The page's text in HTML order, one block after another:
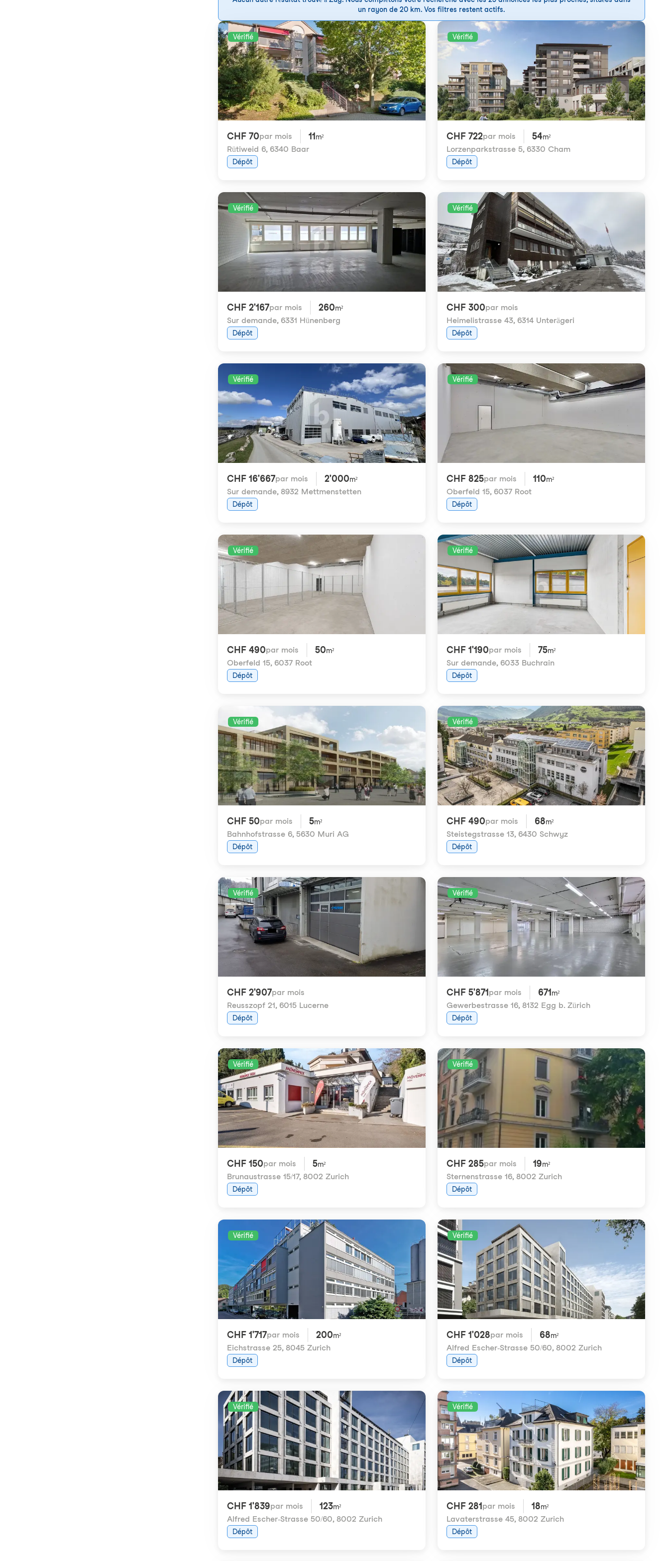
un rayon de 20 km. Vos filtres restent actifs.
Vérifié
CHF 70par mois 11 m²
Rütiweid 6, 6340 Baar
Dépôt
Vérifié
CHF 722par mois 54m²
Lorzenparkstrasse 5, 6330 Cham
Dépôt
Vérifié
CHF 2'167par mois 260m²
Sur demande, 6331 Hünenberg
Dépôt
Vérifié
CHF 300par mois
Heimelistrasse 43, 6314 Unterägeri
Dépôt
Vérifié
CHF 16'667par mois 2'000m²
Sur demande, 8932 Mettmenstetten
Dépôt
Vérifié
CHF 825par mois 110m²
Oberfeld 15, 6037 Root
Dépôt
Vérifié
CHF 490par mois 50m²
Oberfeld 15, 6037 Root
Dépôt
Vérifié
CHF 1'190par mois 75m²
Sur demande, 6033 Buchrain
Dépôt
Vérifié
CHF 50par mois 5m²
Bahnhofstrasse 6, 5630 Muri AG
Dépôt
Vérifié
CHF 490par mois 68m²
Steistegstrasse 13, 6430 Schwyz
Dépôt
Vérifié
CHF 2'907par mois
Reusszopf 21, 6015 Lucerne
Dépôt
Vérifié
CHF 5'871 par mois 671 m²
Gewerbestrasse 16, 8132 Egg b. Zürich
Dépôt
Vérifié
CHF 150par mois 5m²
Brunaustrasse 15/17, 8002 Zurich
Dépôt
Vérifié
CHF 285par mois 19m²
Sternenstrasse 16, 8002 Zurich
Dépôt
Vérifié
CHF 1'717par mois 200m²
Eichstrasse 25, 8045 Zurich
Dépôt
Vérifié
CHF 1'028par mois 68m²
Alfred Escher-Strasse 50/60, 8002 Zurich
Dépôt
Vérifié
CHF 1'839par mois 123m²
Alfred Escher-Strasse 50/60, 8002 Zurich
Dépôt
Vérifié
CHF 281 par mois 18m²
Lavaterstrasse 45, 8002 Zurich
Dépôt